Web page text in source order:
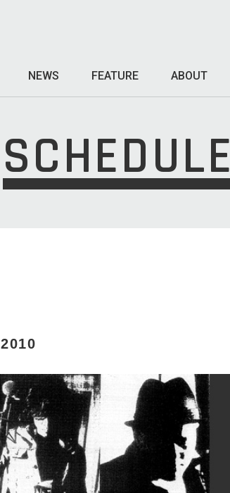
NEWS FEATURE ABOUT
SCHEDULE